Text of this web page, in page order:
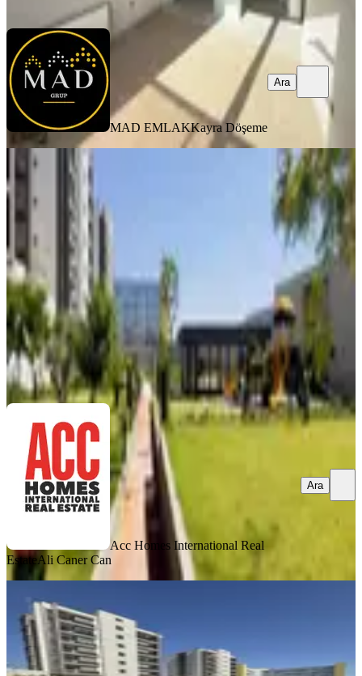
MAD EMLAKKayra Döşeme
Ara
SIFIR BİNA
Acc Homes'tan Terra Concept Şehir
Hastanesi Yakını Kiralık 1+1
Kepez, Göçerler Mahallesi
·
30.000 ₺
Acc Homes International Real Estate Ali Caner Can
Ara
Acc Homes International Real
EstateAli Caner Can
Ara
Ultra Lüks Sitede Kiralık 1+1 Daire
Kepez, Göçerler Mahallesi
1+1· 55 m² ·1. Kat ·25.07.2026